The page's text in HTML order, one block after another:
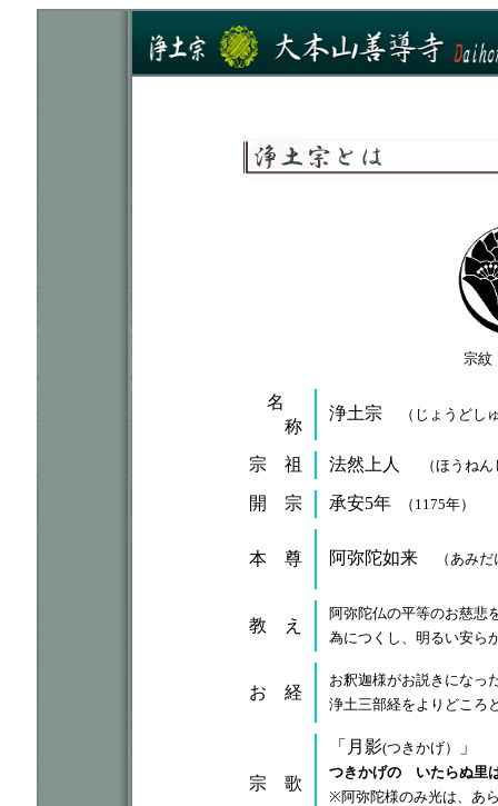
宗紋
名
称
浄土宗 （じょうどし
宗 祖 法然上人 （ほうね
開 宗 承安5年 （1175年）
本 尊 阿弥陀如来 （あみ
教 え
阿弥陀仏の平等のお慈悲
為につくし、明るい安ら
お 経
お釈迦様がお説きになっ
浄土三部経をよりどころ
宗 歌
「月影(つきかげ） 」
つきかげの いたらぬ
※阿弥陀様のみ光は、あ